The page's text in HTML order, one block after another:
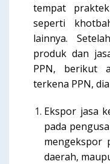
tempat
seperti
lainnya.
produk dan
PPN, berikut
terkena PPN,
Ekspor jasa
pada
mengekspor
daerah,